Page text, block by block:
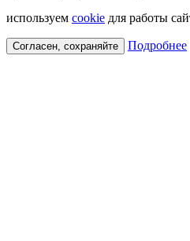
используем cookie для работы
Согласен, сохраняйте Подробнее